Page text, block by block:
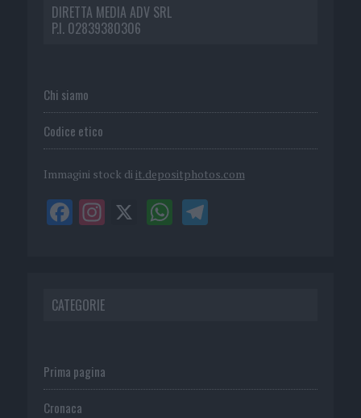
DIRETTA MEDIA ADV SRL
P.I. 02839380306
Chi siamo
Codice etico
Immagini stock di it.depositphotos.com
CATEGORIE
Prima pagina
Cronaca